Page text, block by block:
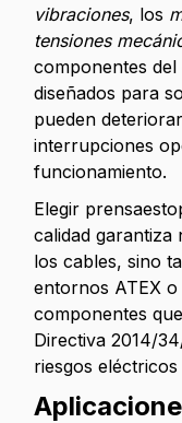
vibraciones, los
tensiones
componentes
diseñados para
pueden
interrupciones
funcionamiento.
Elegir
calidad
los cables, sino
entornos ATEX
componentes
Directiva 2014/
riesgos